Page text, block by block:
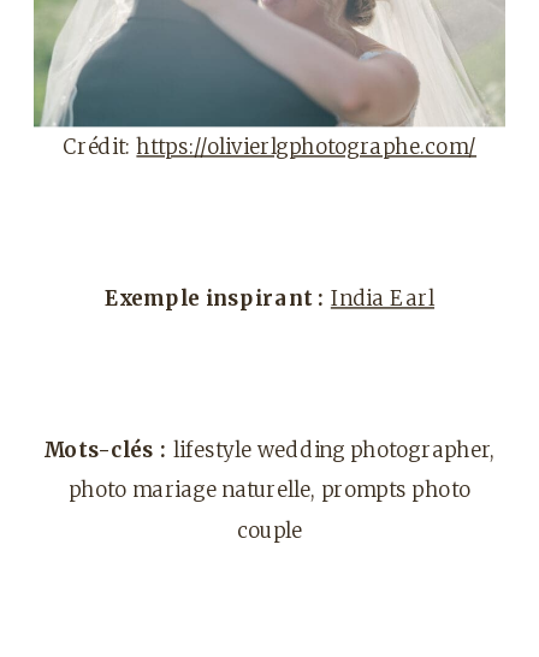
Crédit:https://olivierlgphotographe.com/
Exemple inspirant : India Earl
Mots-clés : lifestyle wedding photographer,
photo mariage naturelle, prompts photo
couple